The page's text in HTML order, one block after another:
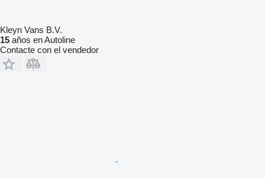
Kleyn Vans B.V.
15 años en Autoline
Contacte con el vendedor